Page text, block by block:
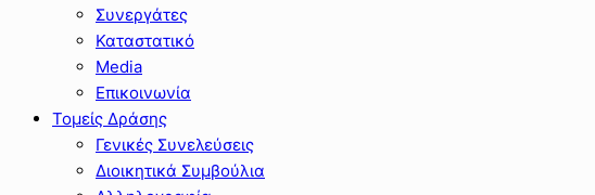
Συνεργάτες
Καταστατικό
Media
Επικοινωνία
Τομείς Δράσης
Γενικές Συνελεύσεις
Διοικητικά Συμβούλια